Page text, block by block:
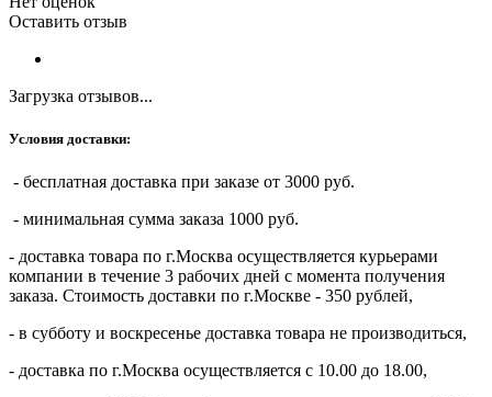
Оставить отзыв
Загрузка отзывов...
Условия доставки:
- бесплатная доставка при заказе от 3000 руб.
- минимальная сумма заказа 1000 руб.
- доставка товара по г.Москва осуществляется курьерами
компании в течение 3 рабочих дней с момента получения
заказа. Стоимость доставки по г.Москве - 350 рублей,
- в субботу и воскресенье доставка товара не производиться,
- доставка по г.Москва осуществляется с 10.00 до 18.00,